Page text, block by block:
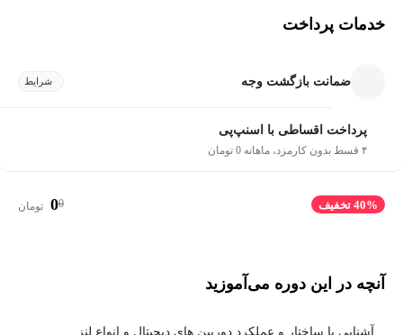
خدمات پرداخت
ضمانت بازگشت وجه شرایط
پرداخت اقساطی با اسنپ‌پی
۴ قسط بدون کارمزد، ماهانه 0 تومان
40% تخفیف 0
0 تومان
آنچه در این دوره می‌آموزید
آشنایی با ساختار و عملکرد دوربین های دیجیتال و انواع لنز